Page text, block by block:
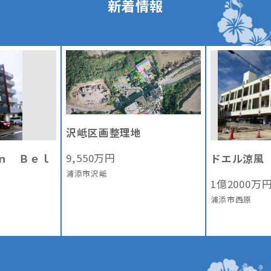
新着情報
Ｂｅｌ
沢岻区画整理地
9,550万円
浦添市沢岻
ドエル涼風
1億2000万
浦添市西原